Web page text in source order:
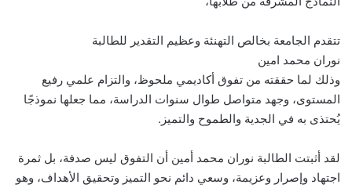
تتقدم الجامعة بخالص التهنئة وعظيم التقدير للطالبة
نوران محمد امين
وذلك لما حققته من تفوق أكاديمي ملحوظ، والتزام علمي رفيع
المستوى، وجهد متواصل طوال سنوات الدراسة، مما جعلها نموذجًا
يُحتذى به في الجدية والطموح والتميز.
لقد أثبتت الطالبة نوران محمد أمين أن التفوق ليس صدفة، بل ثمرة
اجتهاد وإصرار وعزيمة، وسعي دائم نحو التميز وتحقيق الأهداف، وهو